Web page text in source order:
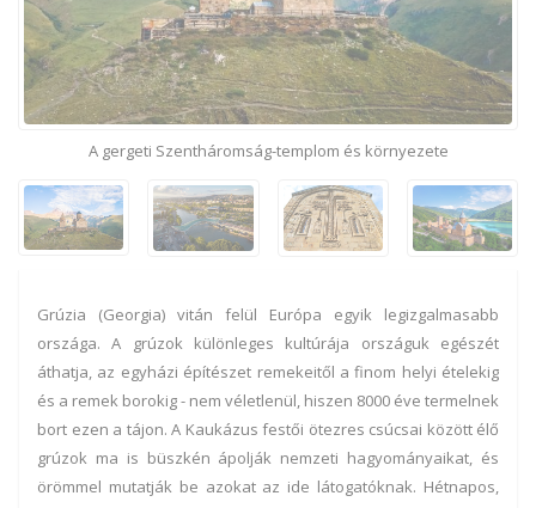
A gergeti Szentháromság-templom és környezete
Grúzia (Georgia) vitán felül Európa egyik legizgalmasabb
országa. A grúzok különleges kultúrája országuk egészét
áthatja, az egyházi építészet remekeitől a finom helyi ételekig
és a remek borokig - nem véletlenül, hiszen 8000 éve termelnek
bort ezen a tájon. A Kaukázus festői ötezres csúcsai között élő
grúzok ma is büszkén ápolják nemzeti hagyományaikat, és
örömmel mutatják be azokat az ide látogatóknak. Hétnapos,